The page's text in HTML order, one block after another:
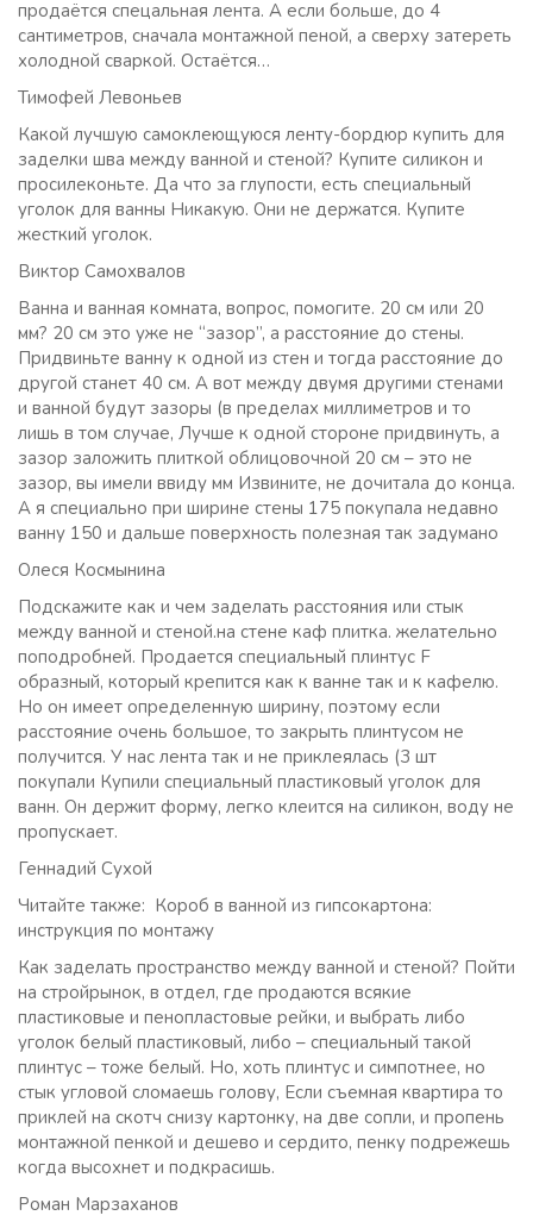
продаётся спецальная лента. А если больше, до 4
сантиметров, сначала монтажной пеной, а сверху затереть
холодной сваркой. Остаётся…
Тимофей Левоньев
Какой лучшую самоклеющуюся ленту-бордюр купить для
заделки шва между ванной и стеной? Купите силикон и
просилеконьте. Да что за глупости, есть специальный
уголок для ванны Никакую. Они не держатся. Купите
жесткий уголок.
Виктор Самохвалов
Ванна и ванная комната, вопрос, помогите. 20 см или 20
мм? 20 см это уже не “зазор”, а расстояние до стены.
Придвиньте ванну к одной из стен и тогда расстояние до
другой станет 40 см. А вот между двумя другими стенами
и ванной будут зазоры (в пределах миллиметров и то
лишь в том случае, Лучше к одной стороне придвинуть, а
зазор заложить плиткой облицовочной 20 см – это не
зазор, вы имели ввиду мм Извините, не дочитала до конца.
А я специально при ширине стены 175 покупала недавно
ванну 150 и дальше поверхность полезная так задумано
Олеся Космынина
Подскажите как и чем заделать расстояния или стык
между ванной и стеной.на стене каф плитка. желательно
поподробней. Продается специальный плинтус F
образный, который крепится как к ванне так и к кафелю.
Но он имеет определенную ширину, поэтому если
расстояние очень большое, то закрыть плинтусом не
получится. У нас лента так и не приклеялась (3 шт
покупали Купили специальный пластиковый уголок для
ванн. Он держит форму, легко клеится на силикон, воду не
пропускает.
Геннадий Сухой
Читайте также: Короб в ванной из гипсокартона:
инструкция по монтажу
Как заделать пространство между ванной и стеной? Пойти
на стройрынок, в отдел, где продаются всякие
пластиковые и пенопластовые рейки, и выбрать либо
уголок белый пластиковый, либо – специальный такой
плинтус – тоже белый. Но, хоть плинтус и симпотнее, но
стык угловой сломаешь голову, Если съемная квартира то
приклей на скотч снизу картонку, на две сопли, и пропень
монтажной пенкой и дешево и сердито, пенку подрежешь
когда высохнет и подкрасишь.
Роман Марзаханов